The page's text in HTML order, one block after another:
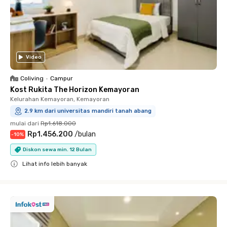
Video
Coliving • Campur
Kost Rukita The Horizon Kemayoran
Kelurahan Kemayoran, Kemayoran
2.9 km dari universitas mandiri tanah abang
mulai dari Rp1.618.000
-10% Rp1.456.200 /bulan
Diskon sewa min. 12 Bulan
Lihat info lebih banyak